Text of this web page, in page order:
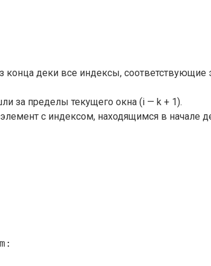
конца деки все индексы,
за пределы текущего окна (i — k + 1).
с индексом, находящимся в начале